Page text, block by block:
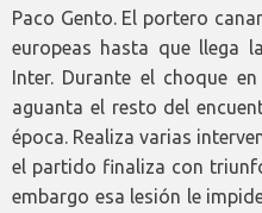
Paco Gento. El portero
europeas hasta que llega
Inter. Durante el choque
aguanta el resto del
época. Realiza varias
el partido finaliza con
embargo esa lesión le